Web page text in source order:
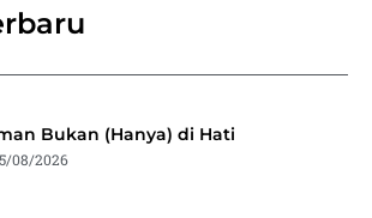
Bukan (Hanya) di Hati
08/2026